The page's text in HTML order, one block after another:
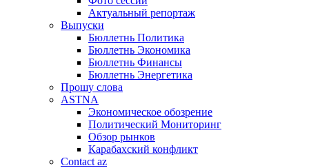
Актуальный репортаж
Выпуски
Бюллетнь Политика
Бюллетнь Экономика
Бюллетнь Финансы
Бюллетнь Энергетика
Прошу слова
ASTNA
Экономическое обозрение
Политический Мониторинг
Обзор рынков
Карабахский конфликт
Contact az